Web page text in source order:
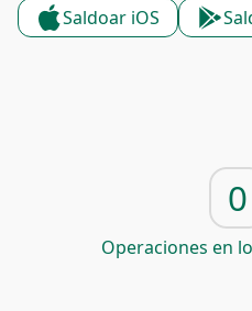
Saldoar iOS
0
Operaciones en